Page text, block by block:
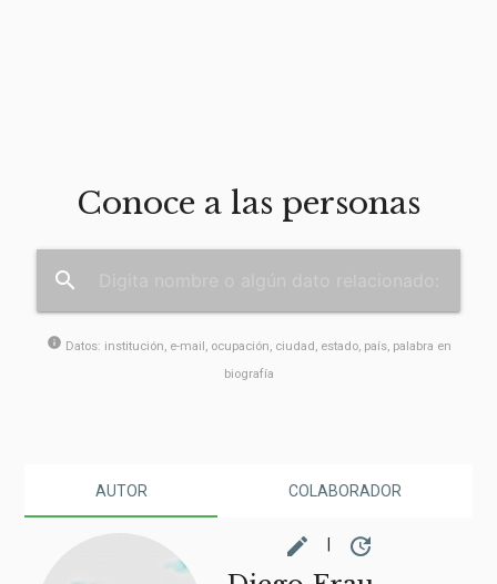
Conoce a las personas
search
info Datos: institución, e-mail, ocupación, ciudad, estado, país, palabra en
biografía
AUTOR COLABORADOR
edit update